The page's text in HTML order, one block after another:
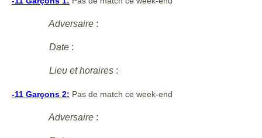
Adversaire :
Date :
Lieu et horaires :
-11 Garçons 2: Pas de match ce week-end
Adversaire :